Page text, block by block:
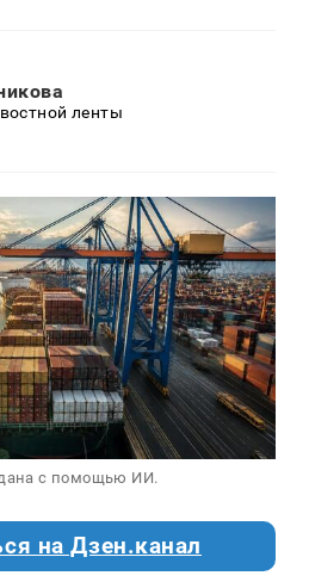
ленты
с помощью ИИ.
на Дзен.канал